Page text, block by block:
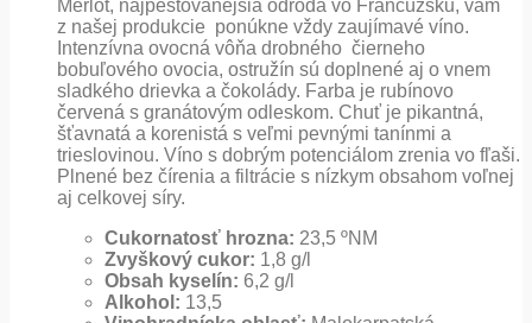
Merlot, najpestovanejšia odroda vo Francúzsku, vám
z našej produkcie ponúkne vždy zaujímavé víno.
Intenzívna ovocná vôňa drobného čierneho
bobuľového ovocia, ostružín sú doplnené aj o vnem
sladkého drievka a čokolády. Farba je rubínovo
červená s granátovým odleskom. Chuť je pikantná,
šťavnatá a korenistá s veľmi pevnými tanínmi a
trieslovinou. Víno s dobrým potenciálom zrenia vo fľaši.
Plnené bez čírenia a filtrácie s nízkym obsahom voľnej
aj celkovej síry.
Cukornatosť hrozna: 23,5 ºNM
Zvyškový cukor: 1,8 g/l
Obsah kyselín: 6,2 g/l
Alkohol: 13,5